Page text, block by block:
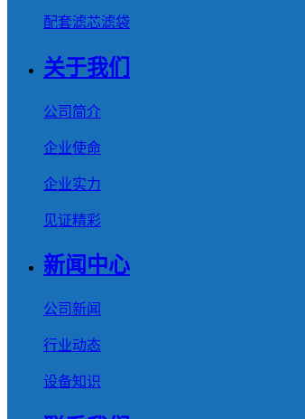
配套滤芯滤袋
关于我们
公司简介
企业使命
企业实力
见证精彩
新闻中心
公司新闻
行业动态
设备知识